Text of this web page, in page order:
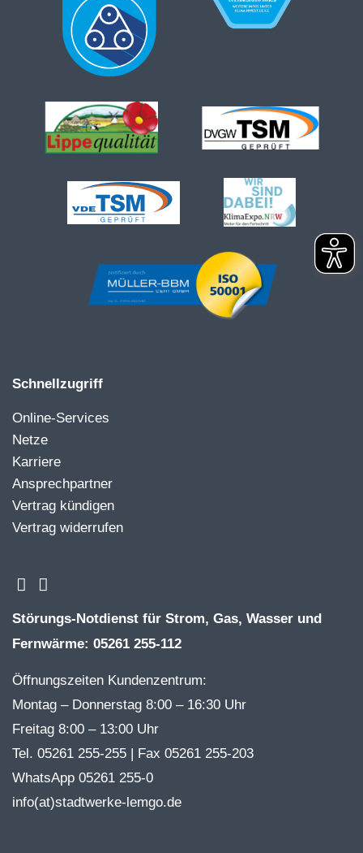
Schnellzugriff
Online-Services
Netze
Karriere
Ansprechpartner
Vertrag kündigen
Vertrag widerrufen
Störungs-Notdienst für Strom, Gas, Wasser und
Fernwärme: 05261 255-112
Öffnungszeiten Kundenzentrum:
Montag – Donnerstag 8:00 – 16:30 Uhr
Freitag 8:00 – 13:00 Uhr
Tel. 05261 255-255 | Fax 05261 255-203
WhatsApp 05261 255-0
info(at)stadtwerke-lemgo.de